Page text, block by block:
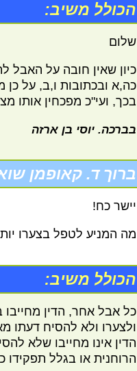
הכולל משיב:
שלום
כיון שאין חובה על האבל
כה,א ובכתובות ו,ב, על כן
בכך, ועי"כ מפכחין אותו
בברכה. יוסי בן ארזה
ברוך ד. קאופמן
יישר כח!
מה המניע לטפל בצערו
הכולל משיב:
כל אבל אחר, הדין מחייבו
ולצערו ולא להסיח דעתו
הדין אינו מחייבו שלא
הרוחנית או בגלל תפקידו